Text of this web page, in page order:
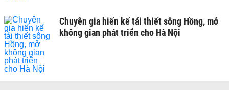
Chuyên gia hiến kế tái thiết sông Hồng, mở
không gian phát triển cho Hà Nội